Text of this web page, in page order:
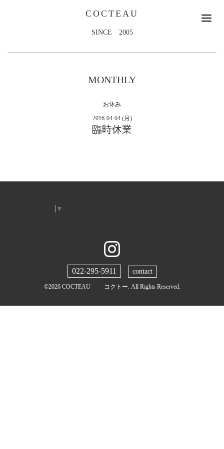
COCTEAU
SINCE 2005
MONTHLY
お休み
2016-04-04 (月)
臨時休業
▼
022-295-5911 contact
©2026 COCTEAU コクトー. All Rights Reserved.